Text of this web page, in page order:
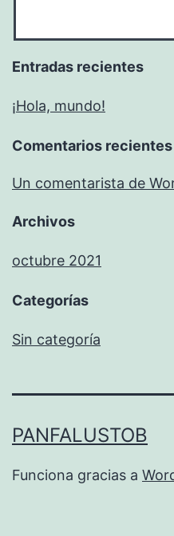
Entradas recientes
¡Hola, mundo!
Comentarios recientes
Un comentarista de
Archivos
octubre 2021
Categorías
Sin categoría
PANFALUSTOB
Funciona gracias a